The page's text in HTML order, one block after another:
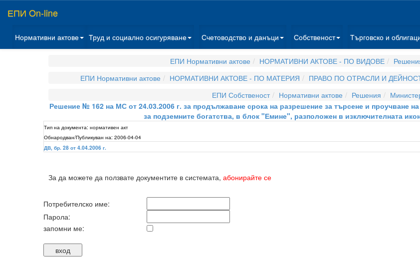
ЕПИ On-line
Нормативни актове Труд и социално осигуряване Счетоводство и данъци Собственост Търговско и
ЕПИ Нормативни актове НОРМАТИВНИ АКТОВЕ - ПО ВИДОВЕ
ЕПИ Нормативни актове
НОРМАТИВНИ АКТОВЕ - ПО МАТЕРИЯ ПРАВО ПО ОТРАСЛИ И
ЕПИ Собственост
Нормативни актове Решения
Решение № 162 на МС от 24.03.2006 г. за продължаване срока на разрешение за търсене и проучване
за подземните богатства, в блок "Емине", разположен в изключителната
Тип на документа: нормативен акт
Обнародван/Публикуван на: 2006-04-04
ДВ, бр. 28 от 4.04.2006 г.
За да можете да ползвате документите в системата, абонирайте се
Потребителско име:
Парола:
запомни ме: